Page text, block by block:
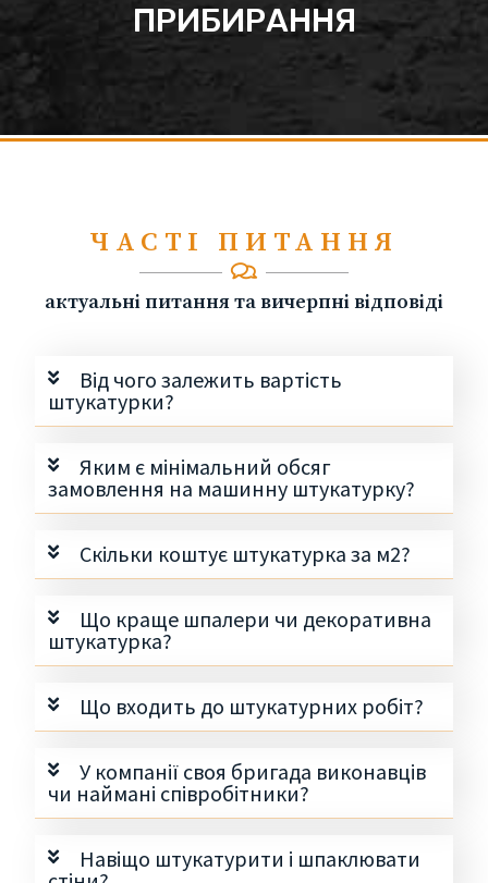
ПРИБИРАННЯ
ЧАСТІ ПИТАННЯ
актуальні питання та вичерпні відповіді
Від чого залежить вартість
штукатурки?
Яким є мінімальний обсяг
замовлення на машинну штукатурку?
Скільки коштує штукатурка за м2?
Що краще шпалери чи декоративна
штукатурка?
Що входить до штукатурних робіт?
У компанії своя бригада виконавців
чи наймані співробітники?
Навіщо штукатурити і шпаклювати